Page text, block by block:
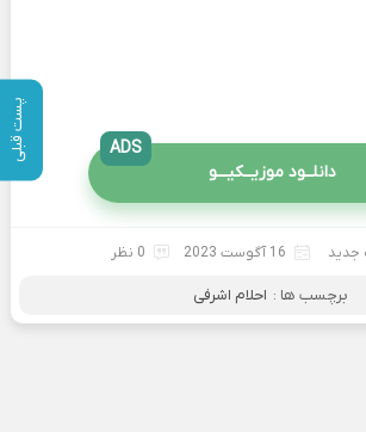
پست قبلی
دانلــود موزیــکیـــو
ADS
جدید 16 آگوست 2023 0 نظر
برچسب ها : احلام اشرفی